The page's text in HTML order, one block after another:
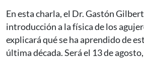
En esta charla, el Dr. Gastón
introducción a la física de los
explicará qué se ha aprendido de
última década. Será el 13 de